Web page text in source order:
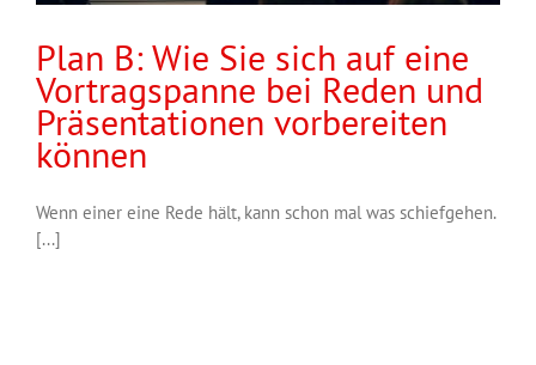
Plan B: Wie Sie sich auf eine
Vortragspanne bei Reden und
Präsentationen vorbereiten
können
Wenn einer eine Rede hält, kann schon mal was schiefgehen.
[...]